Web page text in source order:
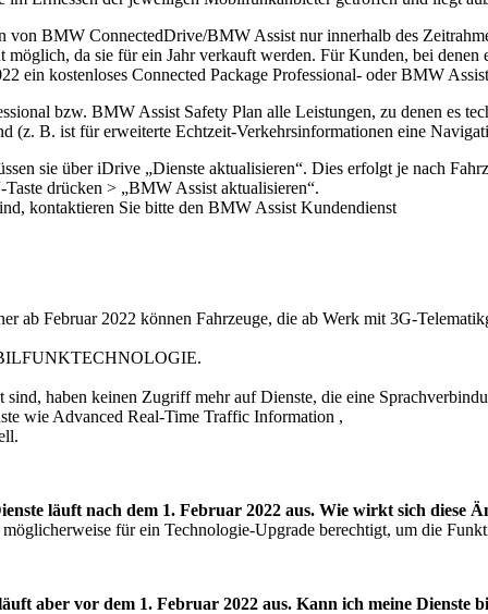
BMW ConnectedDrive/BMW Assist nur innerhalb des
da sie für ein Jahr verkauft werden. Für Kunden, bei
ein kostenloses Connected Package Professional- oder BMW
bzw. BMW Assist Safety Plan alle Leistungen, zu denen es
(z. B. ist für erweiterte Echtzeit-Verkehrsinformationen eine
sie über iDrive „Dienste aktualisieren“. Dies erfolgt je nach
drücken > „BMW Assist aktualisieren“.
kontaktieren Sie bitte den BMW Assist Kundendienst
Februar 2022 können Fahrzeuge, die ab Werk mit 3G-
haben keinen Zugriff mehr auf Dienste, die eine
wie Advanced Real-Time Traffic Information ,
läuft nach dem 1. Februar 2022 aus. Wie wirkt sich diese
für ein Technologie-Upgrade berechtigt, um die
aber vor dem 1. Februar 2022 aus. Kann ich meine Dienste